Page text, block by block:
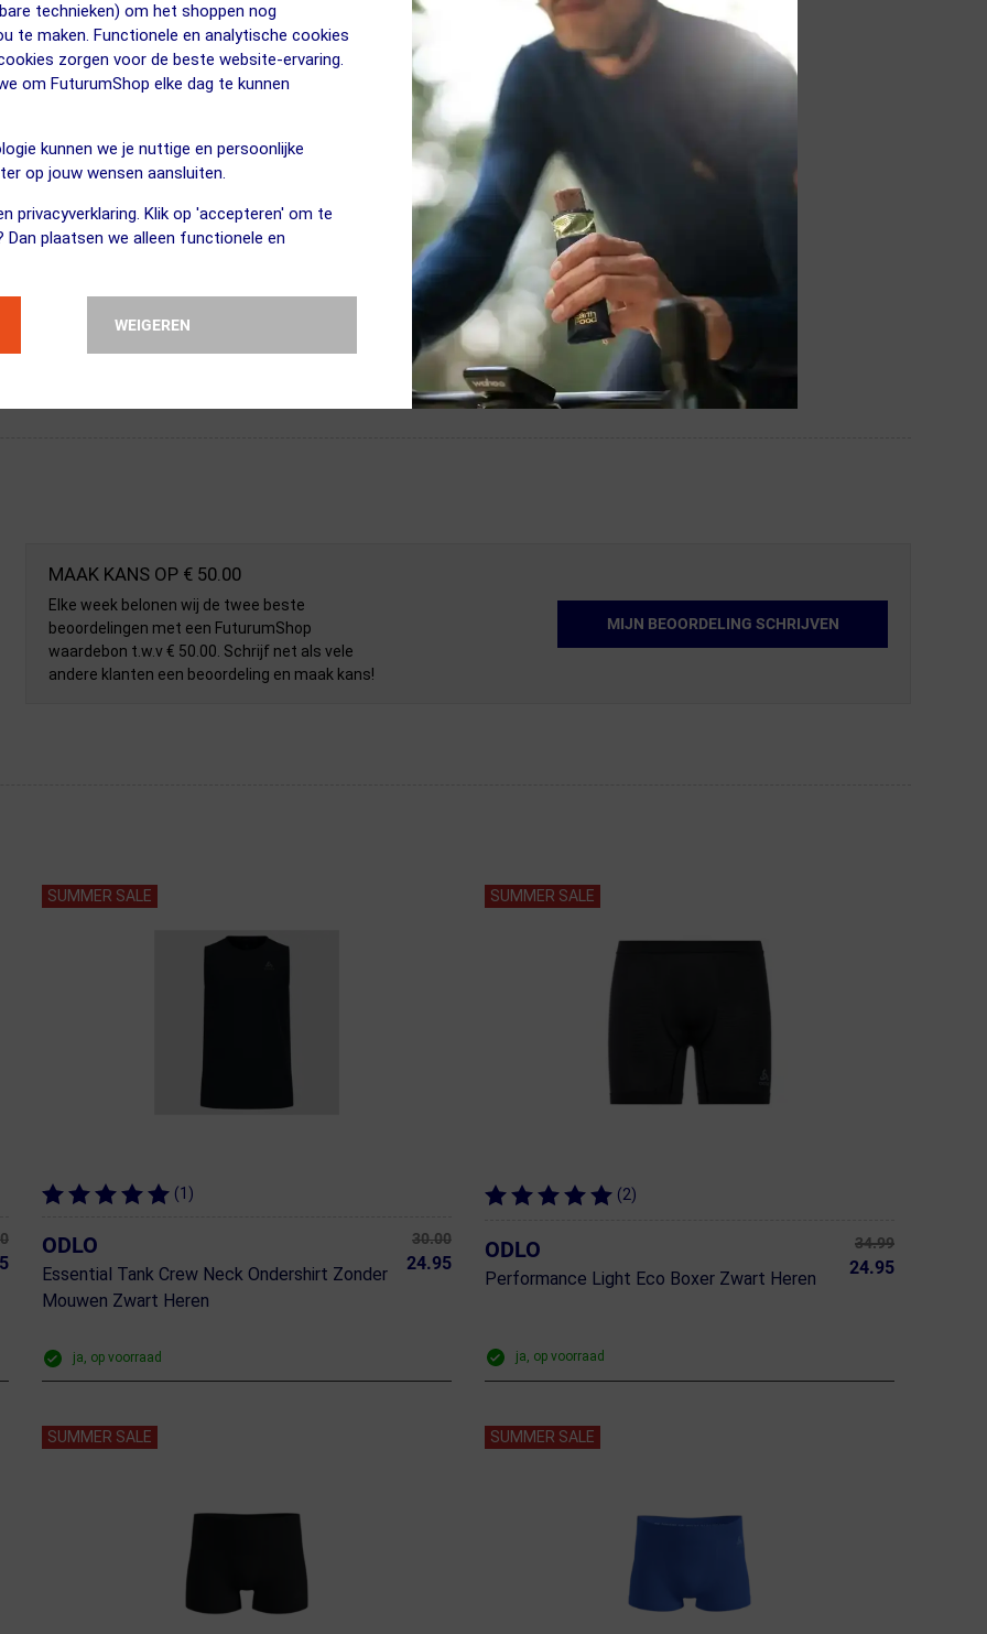
technieken) om het shoppen nog
te maken. Functionele en analytische cookies
zorgen voor de beste website-ervaring.
om FuturumShop elke dag te kunnen
kunnen we je nuttige en persoonlijke
op jouw wensen aansluiten.
privacyverklaring. Klik op 'accepteren' om te
Dan plaatsen we alleen functionele en
WEIGEREN
MAAK KANS OP € 50.00
Elke week belonen wij de twee beste
beoordelingen met een FuturumShop
waardebon t.w.v € 50.00. Schrijf net als vele
andere klanten een beoordeling en maak kans!
MIJN BEOORDELING SCHRIJVEN
SUMMER SALE
(1)
ODLO
Essential Tank Crew Neck Ondershirt Zonder
Mouwen Zwart Heren
30.00
24.95
ja, op voorraad
SUMMER SALE
(2)
ODLO
Performance Light Eco Boxer Zwart Heren
34.99
24.95
ja, op voorraad
SUMMER SALE SUMMER SALE